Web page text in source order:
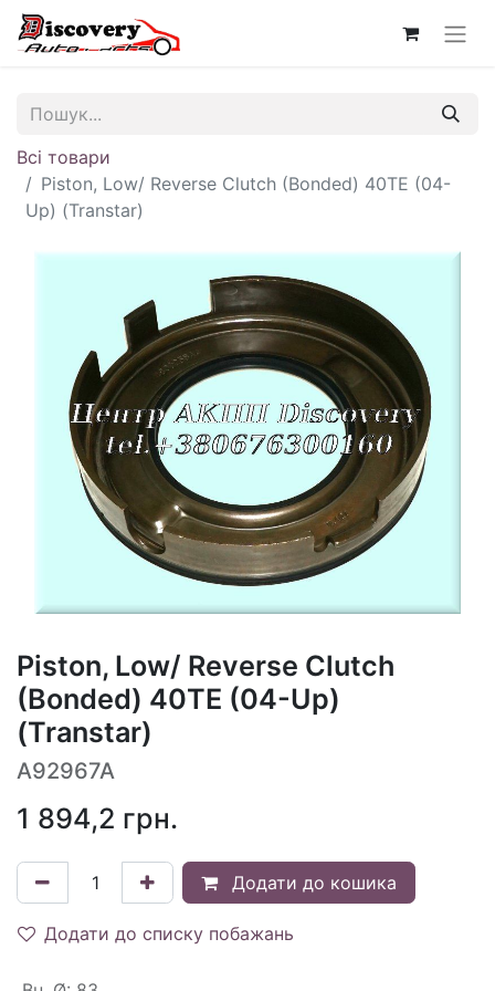
Всі товари
Piston, Low/ Reverse Clutch (Bonded) 40TE (04-
Up) (Transtar)
Piston, Low/ Reverse Clutch
(Bonded) 40TE (04-Up)
(Transtar)
A92967A
1 894,2 грн.
Додати до кошика
Додати до списку побажань